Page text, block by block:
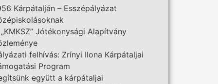
Kárpátalján – Esszépályázat
Jótékonysági Alapítvány
felhívás: Zrínyi Ilona Kárpátaljai
Program
együtt a kárpátaljai